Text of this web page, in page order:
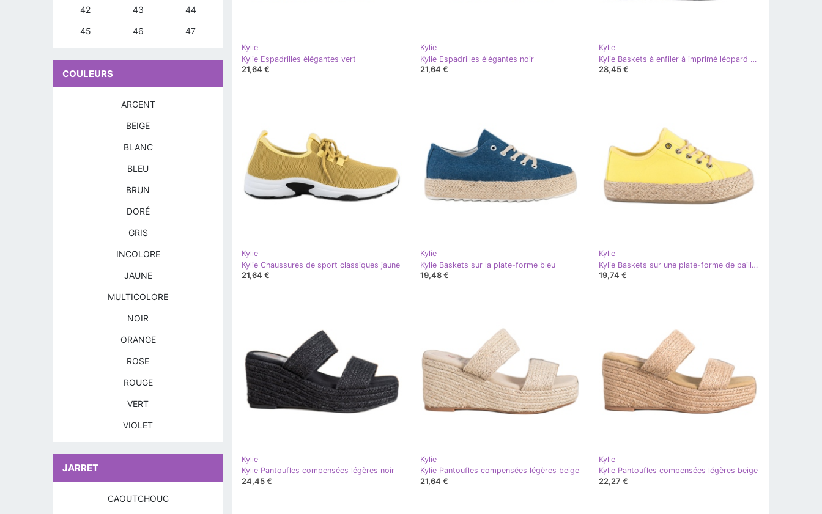
Kylie
Kylie Espadrilles élégantes vert
21,64 €
Kylie
Kylie Espadrilles élégantes noir
21,64 €
Kylie
Kylie Baskets à enfiler à imprimé léopard bleu
28,45 €
Kylie
Kylie Chaussures de sport classiques jaune
21,64 €
Kylie
Kylie Baskets sur la plate-forme bleu
19,48 €
Kylie
Kylie Baskets sur une plate-forme de paille jaune
19,74 €
Kylie
Kylie Pantoufles compensées légères noir
24,45 €
Kylie
Kylie Pantoufles compensées légères beige
21,64 €
Kylie
Kylie Pantoufles compensées légères beige
22,27 €
42 43 44
45 46 47
COULEURS
ARGENT
BEIGE
BLANC
BLEU
BRUN
DORÉ
GRIS
INCOLORE
JAUNE
MULTICOLORE
NOIR
ORANGE
ROSE
ROUGE
VERT
VIOLET
JARRET
CAOUTCHOUC